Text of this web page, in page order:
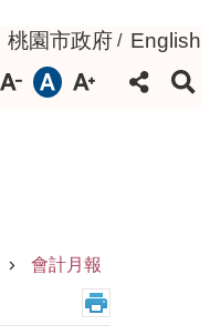
桃園市政府 English
會計月報